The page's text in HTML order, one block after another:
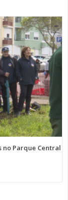
no Parque Central